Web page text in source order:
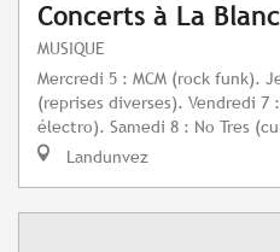
Concerts à La
MUSIQUE
Mercredi 5 : MCM (rock funk).
(reprises diverses). Vendredi 7
électro). Samedi 8 : No Tres
Landunvez